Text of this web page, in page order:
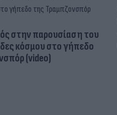
στην παρουσίαση του
κόσμου στο γήπεδο
(video)